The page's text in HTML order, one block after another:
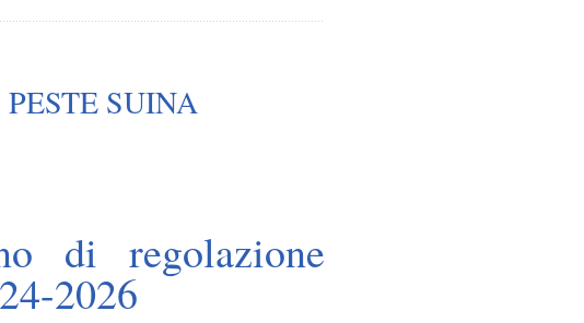
PESTE SUINA
di regolazione
2026